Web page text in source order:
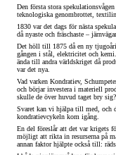
Den första stora
teknologiska genombrottet,
1830 var det dags för nästa
då nyaste och fräschaste –
Det höll till 1875 då en ny
gången i stål, elektricitet och
ända till andra världskriget då
var det nya.
Vad varken Kondratiev,
och börjar investera i materiell
skulle de över huvud taget bry sig?
Svaret kan vi hjälpa till med, och
kondratievcykeln kom igång.
En del föreslår att det var krigets
möjligt att rikta in resurserna på
annan faktor hjälpte också till: